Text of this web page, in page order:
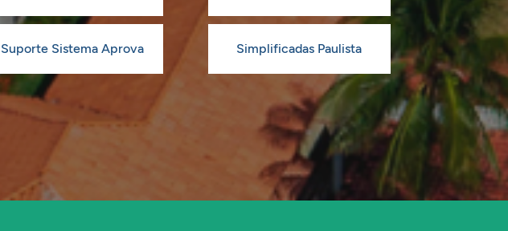
Suporte Sistema Aprova Simplificadas Paulista